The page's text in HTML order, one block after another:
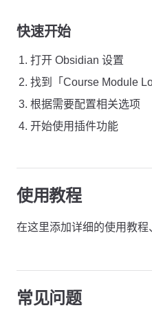
快速开始
打开 Obsidian 设置
找到「Course Module
根据需要配置相关选项
开始使用插件功能
使用教程
在这里添加详细的使用教程
常见问题